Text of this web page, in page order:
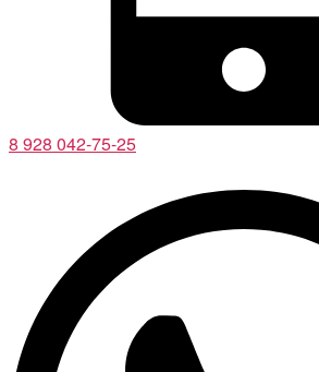
8 928 042-75-25